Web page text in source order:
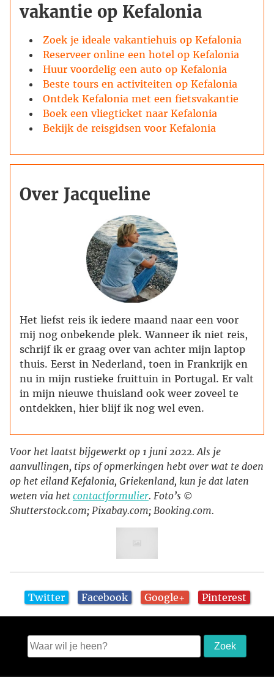
vakantie op Kefalonia
Zoek je ideale vakantiehuis op Kefalonia
Reserveer online een hotel op Kefalonia
Huur voordelig een auto op Kefalonia
Beste tours en activiteiten op Kefalonia
Ontdek Kefalonia met een fietsvakantie
Boek een vliegticket naar Kefalonia
Bekijk de reisgidsen voor Kefalonia
Over Jacqueline
Het liefst reis ik iedere maand naar een voor
mij nog onbekende plek. Wanneer ik niet reis,
schrijf ik er graag over van achter mijn laptop
thuis. Eerst in Nederland, toen in Frankrijk en
nu in mijn rustieke fruittuin in Portugal. Er valt
in mijn nieuwe thuisland ook weer zoveel te
ontdekken, hier blijf ik nog wel even.
Voor het laatst bijgewerkt op 1 juni 2022. Als je
aanvullingen, tips of opmerkingen hebt over wat te doen
op het eiland Kefalonia, Griekenland, kun je dat laten
weten via het contactformulier. Foto’s ©
Shutterstock.com; Pixabay.com; Booking.com.
Twitter Facebook Google+ Pinterest